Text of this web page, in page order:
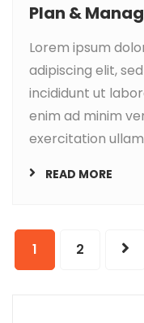
Plan &
Lorem ipsum
adipiscing elit,
incididunt ut
enim ad minim
exercitation
READ MORE
1 2